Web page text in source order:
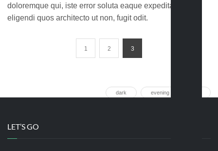
doloremque qui, iste error soluta eaque expedita placeat
eligendi quos architecto ut non, fugit odit.
1 2 3
dark evening
LET’S GO